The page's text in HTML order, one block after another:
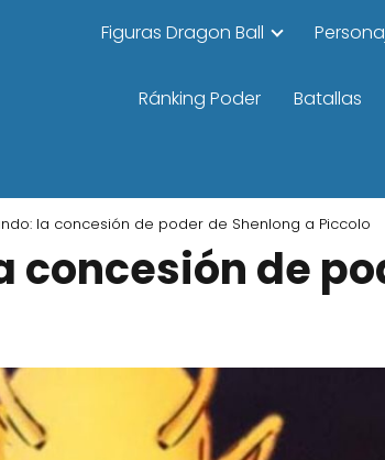
Figuras Dragon Ball
Ránking Poder Batallas
la concesión de poder de Shenlong a Piccolo
de